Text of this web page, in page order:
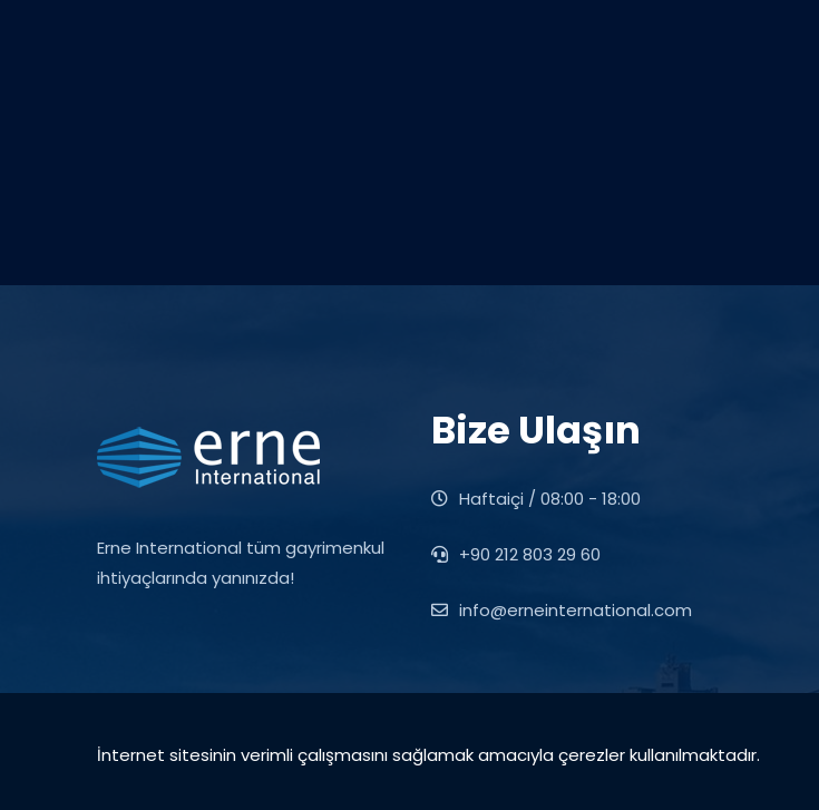
Erne International tüm gayrimenkul
ihtiyaçlarında yanınızda!
Bize Ulaşın
Haftaiçi / 08:00 - 18:00
+90 212 803 29 60
info@erneinternational.com
İnternet sitesinin verimli çalışmasını sağlamak amacıyla çerezler kullanılmaktadır.